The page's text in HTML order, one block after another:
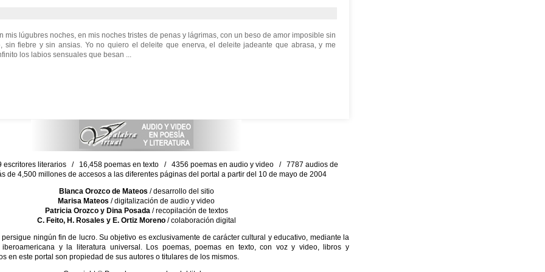
mis lúgubres noches, en mis noches tristes de penas y lágrimas, con un beso de amor imposible sin
sin fiebre y sin ansias. Yo no quiero el deleite que enerva, el deleite jadeante que abrasa, y me
los labios sensuales que besan ...
literarios / 16,458 poemas en texto / 4356 poemas en audio y video / 7787 audios de
de 4,500 millones de accesos a las diferentes páginas del portal a partir del 10 de mayo de 2004
Blanca Orozco de Mateos / desarrollo del sitio
Marisa Mateos / digitalización de audio y video
Patricia Orozco y Dina Posada/ recopilación de textos
C. Feito, H. Rosales y E. Ortiz Moreno/ colaboración digital
persigue ningún fin de lucro. Su objetivo es exclusivamente de carácter cultural y educativo, mediante la
y la literatura universal. Los poemas, poemas en texto, con voz y video, libros y
en este portal son propiedad de sus autores o titulares de los mismos.